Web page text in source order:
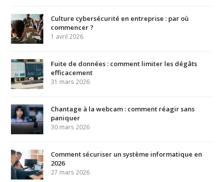
Culture cybersécurité en entreprise : par où
commencer ?
1 avril 2026
Fuite de données : comment limiter les dégâts
efficacement
31 mars 2026
Chantage à la webcam : comment réagir sans
paniquer
30 mars 2026
Comment sécuriser un système informatique en
2026
27 mars 2026